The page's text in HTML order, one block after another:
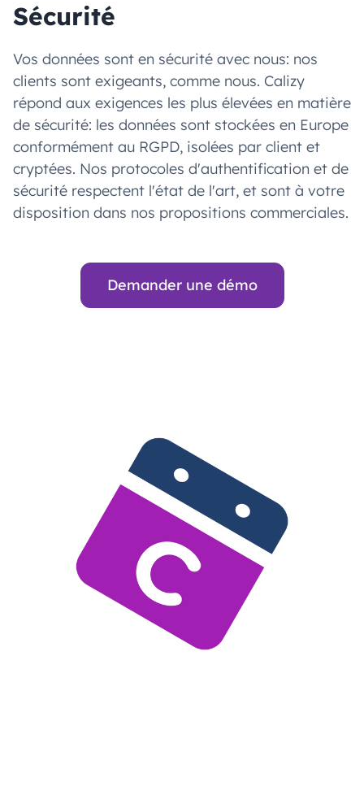
Sécurité
Vos données sont en sécurité avec nous: nos
clients sont exigeants, comme nous. Calizy
répond aux exigences les plus élevées en matière
de sécurité: les données sont stockées en Europe
conformément au RGPD, isolées par client et
cryptées. Nos protocoles d'authentification et de
sécurité respectent l'état de l'art, et sont à votre
disposition dans nos propositions commerciales.
Demander une démo